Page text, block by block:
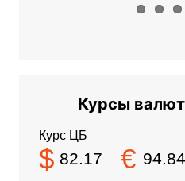
Курсы
Курс ЦБ
$ 82.17 € 94.84